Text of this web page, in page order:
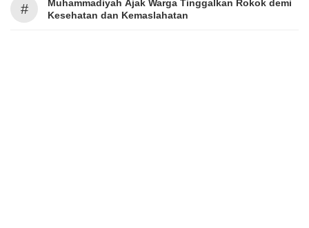
#
Muhammadiyah Ajak Warga Tinggalkan Rokok demi
Kesehatan dan Kemaslahatan